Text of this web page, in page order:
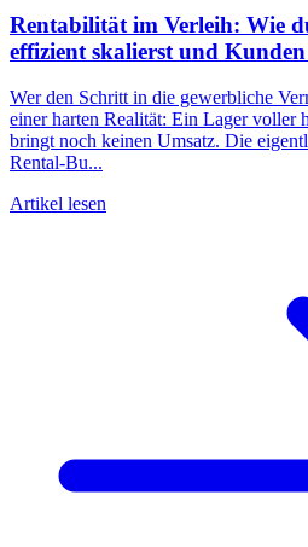
Rentabilität im Verleih: Wie
effizient skalierst und
Wer den Schritt in die gewerbliche
einer harten Realität: Ein Lager voller
bringt noch keinen Umsatz. Die
Rental-Bu...
Artikel lesen